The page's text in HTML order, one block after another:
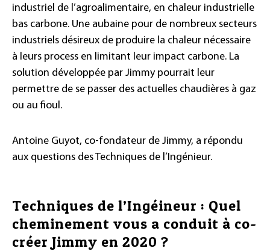
industriel de l’agroalimentaire, en chaleur industrielle
bas carbone. Une aubaine pour de nombreux secteurs
industriels désireux de produire la chaleur nécessaire
à leurs process en limitant leur impact carbone. La
solution développée par Jimmy pourrait leur
permettre de se passer des actuelles chaudières à gaz
ou au fioul.
Antoine Guyot, co-fondateur de Jimmy, a répondu
aux questions des Techniques de l’Ingénieur.
Techniques de l’Ingéineur : Quel
cheminement vous a conduit à co-
créer Jimmy en 2020 ?